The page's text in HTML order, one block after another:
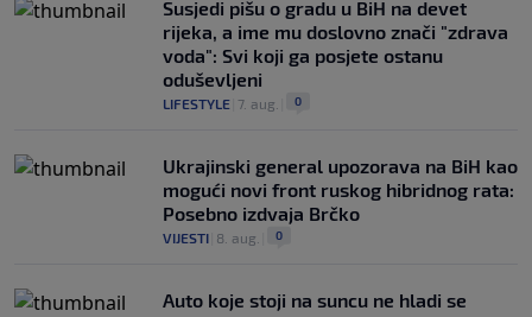
Susjedi pišu o gradu u BiH na devet
rijeka, a ime mu doslovno znači "zdrava
voda": Svi koji ga posjete ostanu
oduševljeni
LIFESTYLE 7. aug. 0
Ukrajinski general upozorava na BiH kao
mogući novi front ruskog hibridnog rata:
Posebno izdvaja Brčko
VIJESTI 8. aug. 0
Auto koje stoji na suncu ne hladi se